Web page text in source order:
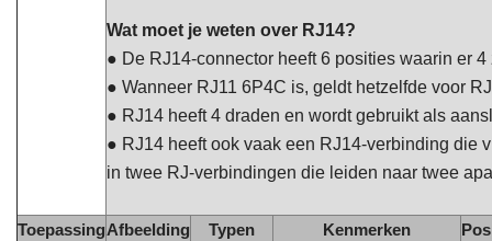
Wat moet je weten over RJ14?
● De RJ14-connector heeft 6 posities waarin er
● Wanneer RJ11 6P4C is, geldt hetzelfde voor
● RJ14 heeft 4 draden en wordt gebruikt als
● RJ14 heeft ook vaak een RJ14-verbinding die
in twee RJ-verbindingen die leiden naar twee
ToepassingAfbeelding Typen Kenmerken